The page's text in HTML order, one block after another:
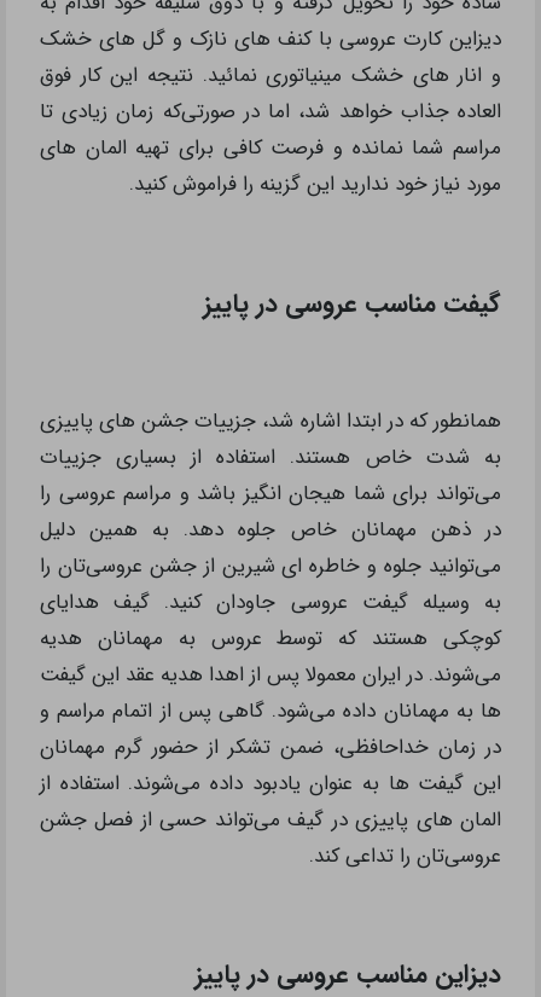
دیزاین کارت عروسی با کنف های نازک و گل های خشک
و انار های خشک مینیاتوری نمائید. نتیجه این‌ کار فوق
العاده جذاب خواهد شد، اما در صورتی‌که زمان زیادی تا
مراسم شما نمانده و فرصت کافی برای تهیه المان های
مورد نیاز خود ندارید این گزینه را فراموش کنید.
گیفت مناسب عروسی در پاییز
همانطور که در ابتدا اشاره شد، جزییات جشن های پاییزی
به شدت خاص هستند. استفاده از بسیاری جزییات
می‌تواند برای شما هیجان انگیز باشد و مراسم عروسی را
در ذهن مهمانان خاص جلوه دهد. به همین دلیل
می‌توانید جلوه و خاطره ای شیرین از جشن عروسی‌تان را
به وسیله گیفت عروسی جاودان کنید. گیف هدایای
کوچکی هستند که توسط عروس به مهمانان هدیه
می‌شوند. در ایران معمولا پس از اهدا هدیه عقد این گیفت
ها به مهمانان داده می‌شود. گاهی پس از اتمام مراسم و
در زمان خداحافظی، ضمن تشکر از حضور گرم مهمانان
این گیفت ها به عنوان یادبود داده می‌شوند. استفاده از
المان های پاییزی در گیف می‌تواند حسی از فصل جشن
عروسی‌تان را تداعی کند.
دیزاین مناسب عروسی در پاییز